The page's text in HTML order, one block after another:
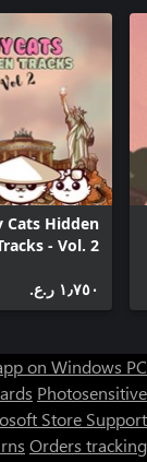
Cats Hidden
- Vol. 2
١٫٧٥٠ ر.ع.‏
on Windows PC
Photosensitive
Store Support
Orders tracking